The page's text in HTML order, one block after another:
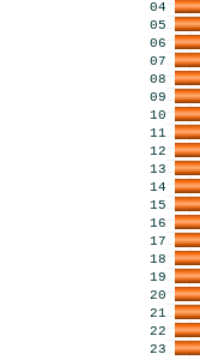
04
05
06
07
08
09
10
11
12
13
14
15
16
17
18
19
20
21
22
23